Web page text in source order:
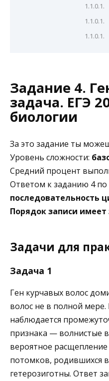
Задание 4.
задача. ЕГЭ
биологии
За это задание ты
Уровень сложности:
Средний процент
Ответом к заданию 4
последовательность
Порядок записи имеет
Задачи для
Задача 1
Ген курчавых волос
волос не в полной мере.
наблюдается
признака — волнистые
вероятное
потомков, родившихся
гетерозиготны. Ответ